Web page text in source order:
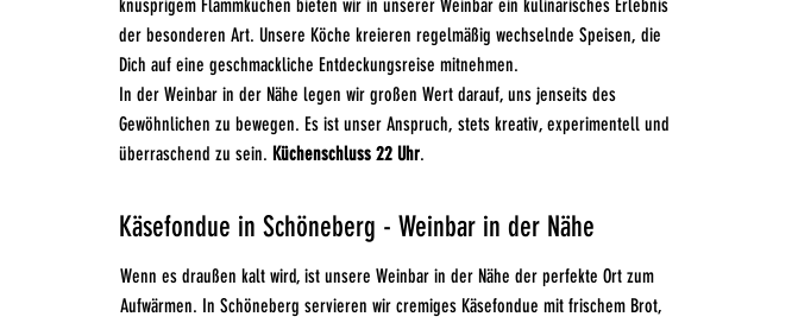
knusprigem Flammkuchen bieten wir in unserer Weinbar ein kulinarisches Erlebnis
der besonderen Art. Unsere Köche kreieren regelmäßig wechselnde Speisen, die
Dich auf eine geschmackliche Entdeckungsreise mitnehmen.
In der Weinbar in der Nähe legen wir großen Wert darauf, uns jenseits des
Gewöhnlichen zu bewegen. Es ist unser Anspruch, stets kreativ, experimentell und
überraschend zu sein. Küchenschluss 22 Uhr.
Käsefondue in Schöneberg - Weinbar in der Nähe
Wenn es draußen kalt wird, ist unsere Weinbar in der Nähe der perfekte Ort zum
Aufwärmen. In Schöneberg servieren wir cremiges Käsefondue mit frischem Brot,